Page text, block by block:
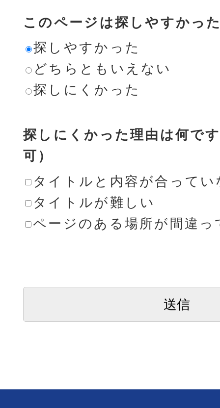
このページは探しやすかっ
探しやすかった
どちらともいえない
探しにくかった
探しにくかった理由は何で
可）
タイトルと内容が合ってい
タイトルが難しい
ページのある場所が間違っ